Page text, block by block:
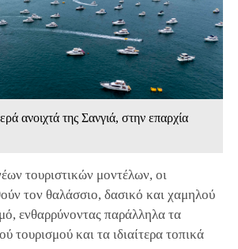
ανοιχτά της Σανγιά, στην επαρχία
τουριστικών μοντέλων, οι
τον θαλάσσιο, δασικό και χαμηλού
ενθαρρύνοντας παράλληλα τα
τουρισμού και τα ιδιαίτερα τοπικά